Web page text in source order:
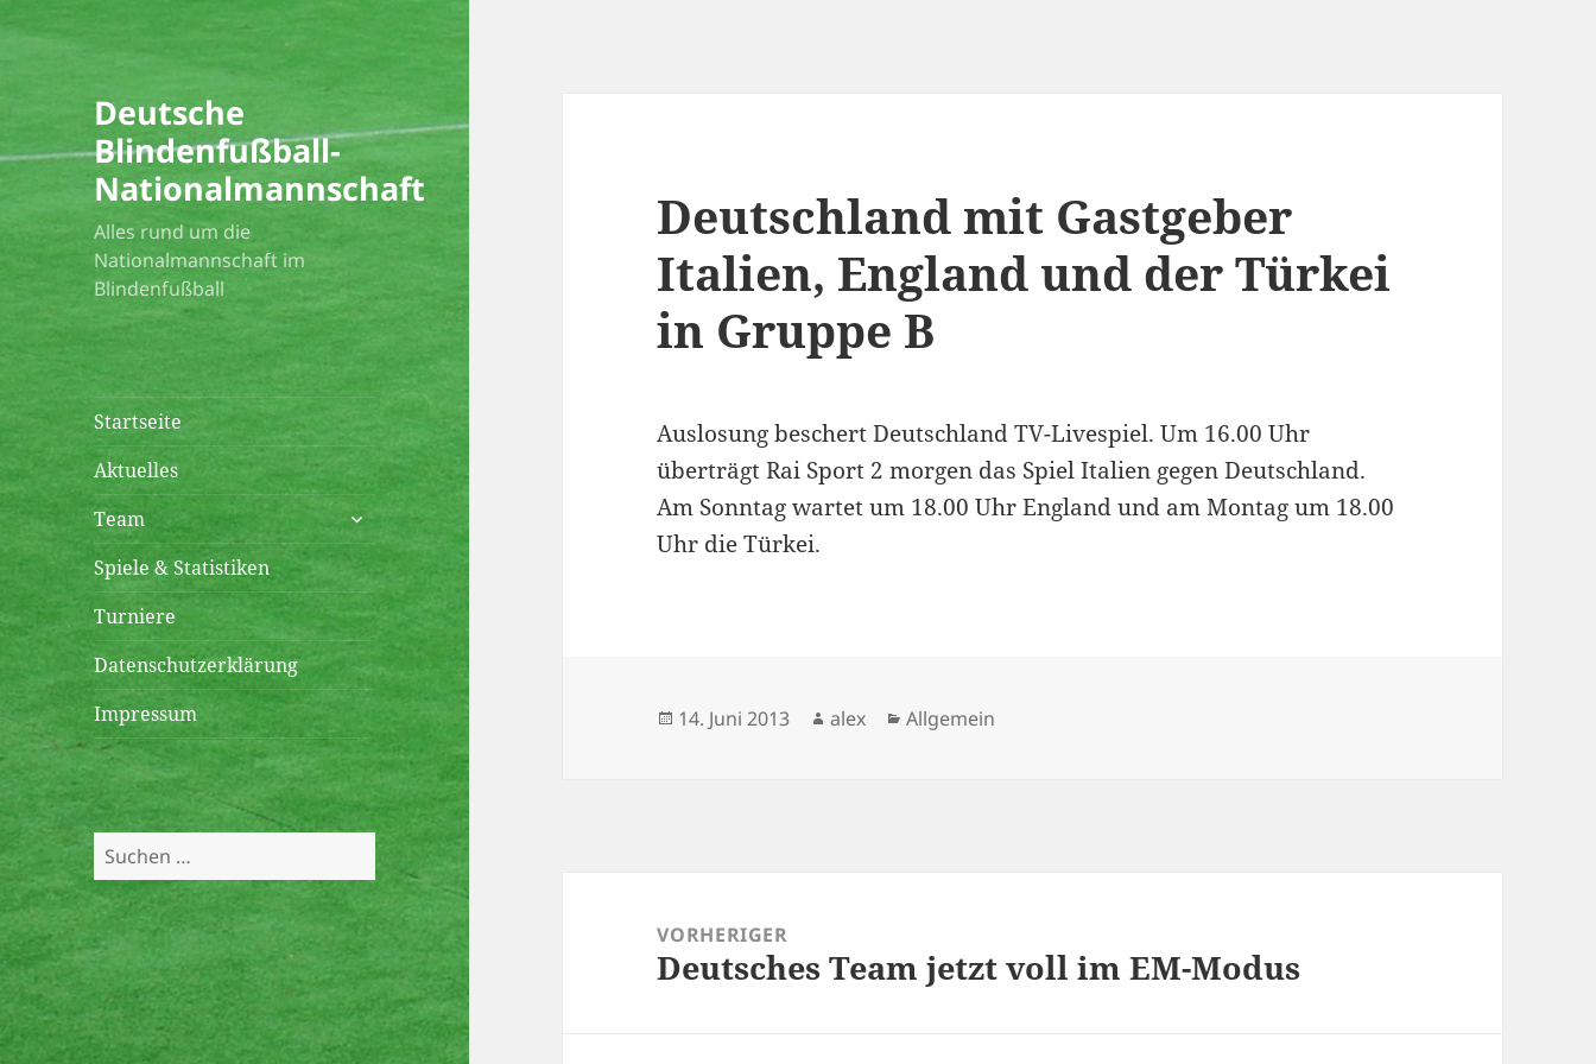
Deutsche
Blindenfußball-
Nationalmannschaft
Alles rund um die
Nationalmannschaft im
Blindenfußball
Startseite
Aktuelles
Team
untermenü
öffnen
Spiele & Statistiken
Turniere
Datenschutzerklärung
Impressum
Suchen
nach:
Deutschland mit Gastgeber
Italien, England und der Türkei
in Gruppe B
Auslosung beschert Deutschland TV-Livespiel. Um 16.00 Uhr
überträgt Rai Sport 2 morgen das Spiel Italien gegen Deutschland.
Am Sonntag wartet um 18.00 Uhr England und am Montag um 18.00
Uhr die Türkei.
Veröffentlicht
14. Juni 2013 Autor
alex Kategorien
Allgemein
VORHERIGER
Vorheriger
Deutsches Team jetzt voll im EM-Modus